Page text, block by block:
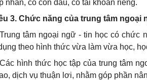
nhân, có con dấu, có tài khoản riêng.
3. Chức năng của trung tâm ngoại
Trung tâm ngoại ngữ - tin học có chức
theo hình thức vừa làm vừa học,
Các hình thức học tập của trung tâm
dịch vụ thuận lơi, nhằm góp phần